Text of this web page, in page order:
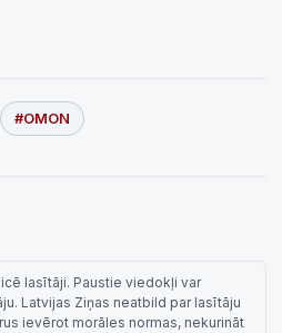
#OMON
lasītāji. Paustie viedokļi var
Latvijas Ziņas neatbild par lasītāju
ievērot morāles normas, nekurināt